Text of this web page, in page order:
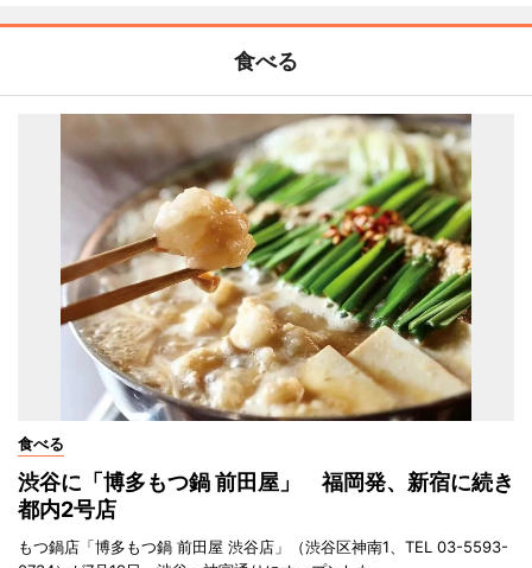
食べる
食べる
渋谷に「博多もつ鍋 前田屋」 福岡発、新宿に続き
都内2号店
もつ鍋店「博多もつ鍋 前田屋 渋谷店」（渋谷区神南1、TEL 03-5593-